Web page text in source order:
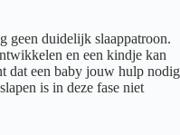
geen duidelijk slaappatroon.
en een kindje kan
dat een baby jouw hulp nodig
is in deze fase niet